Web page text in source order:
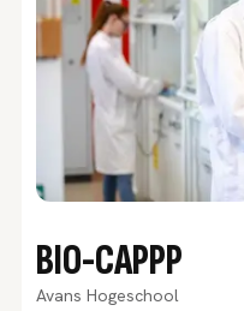
BIO-CAPPP
Avans Hogeschool